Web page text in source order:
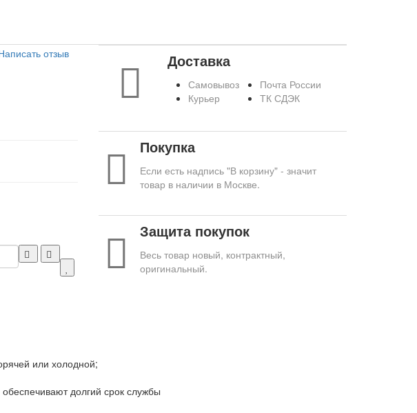
отзыв
Доставка
Самовывоз
Курьер
Почта России
ТК СДЭК
Покупка
Если есть надпись "В корзину" - значит
товар в наличии в Москве.
Защита покупок
Весь товар новый, контрактный,
оригинальный.
или холодной;
долгий срок службы